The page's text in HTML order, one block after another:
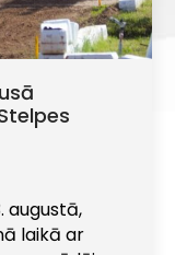
augustā,
laikā ar